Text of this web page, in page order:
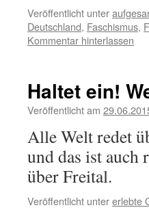
Veröffentlicht unter
Deutschland, Faschismus,
Kommentar hinterlassen
Haltet ein!
Veröffentlicht am
Alle Welt redet
und das ist
über Freital.
Veröffentlicht untererlebte